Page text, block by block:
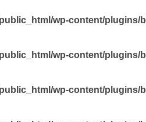
wp-content/
wp-content/
wp-content/